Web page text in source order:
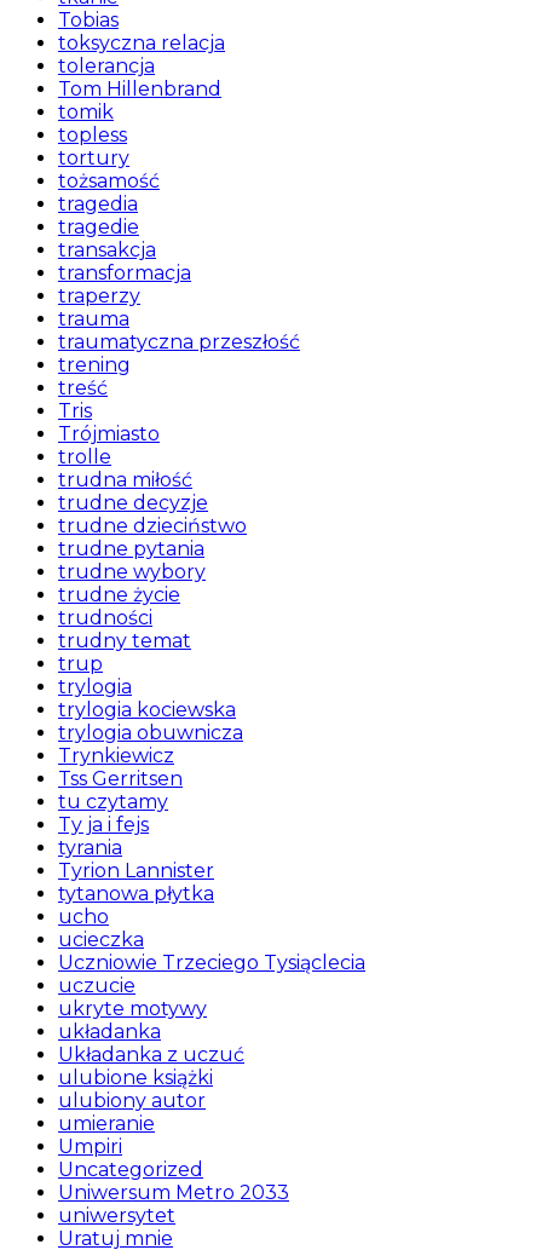
Tobias
toksyczna relacja
tolerancja
Tom Hillenbrand
tomik
topless
tortury
tożsamość
tragedia
tragedie
transakcja
transformacja
traperzy
trauma
traumatyczna przeszłość
trening
treść
Tris
Trójmiasto
trolle
trudna miłość
trudne decyzje
trudne dzieciństwo
trudne pytania
trudne wybory
trudne życie
trudności
trudny temat
trup
trylogia
trylogia kociewska
trylogia obuwnicza
Trynkiewicz
Tss Gerritsen
tu czytamy
Ty ja i fejs
tyrania
Tyrion Lannister
tytanowa płytka
ucho
ucieczka
Uczniowie Trzeciego Tysiąclecia
uczucie
ukryte motywy
układanka
Układanka z uczuć
ulubione książki
ulubiony autor
umieranie
Umpiri
Uncategorized
Uniwersum Metro 2033
uniwersytet
Uratuj mnie